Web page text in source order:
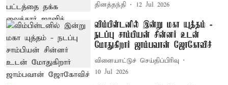
தினத்தந்தி 12 Jul 2026
விம்பிள்டனில் இன்று மகா யுத்தம் -
நடப்பு சாம்பியன் சின்னர் உடன்
மோதுகிறார் ஜாம்பவான் ஜோகோவிச்
விளையாட்டுச் செய்திப்பிரிவு
10 Jul 2026